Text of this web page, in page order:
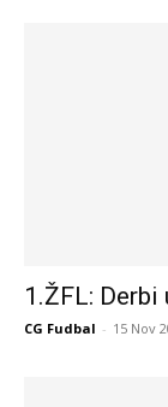
1.ŽFL:
CG Fudbal - 15 Nov